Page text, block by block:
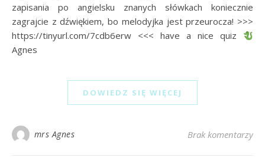
zapisania po angielsku znanych słówkach koniecznie
zagrajcie z dźwiękiem, bo melodyjka jest przeurocza! >>>
https://tinyurl.com/7cdb6erw <<< have a nice quiz
Agnes
DOWIEDZ SIĘ WIĘCEJ
mrs Agnes Brak komentarzy